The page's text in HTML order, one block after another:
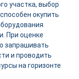
участка, выбор
окупить
При оценке
запрашивать
и проводить
на горизонте